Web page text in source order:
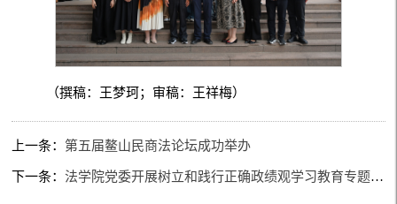
（撰稿：王梦珂；审稿：王祥梅）
上一条： 第五届鳌山民商法论坛成功举办
下一条：法学院党委开展树立和践行正确政绩观学习教育专题党课